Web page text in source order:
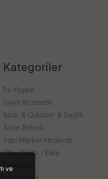
ve
Kategoriler
Ev Yaşam
Giyim Kozmetik
Spor & Outdoor & Sağlık
Anne Bebek
Yapı Market Hırdavat
Oto / Moto / Bike